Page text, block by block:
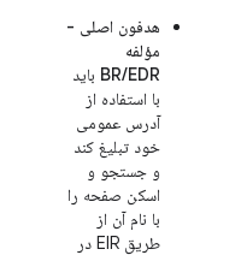
هدفون اصلی -
مؤلفه
BR/EDR باید
با استفاده از
آدرس عمومی
خود تبلیغ کند
و جستجو و
اسکن صفحه را
با نام آن از
طریق EIR در